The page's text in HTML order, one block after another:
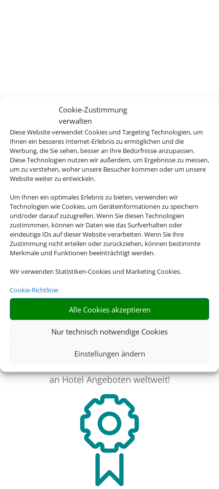
Cookie-Zustimmung
verwalten
Diese Website verwendet Cookies und Targeting Technologien, um
Ihnen ein besseres Internet-Erlebnis zu ermöglichen und die
Werbung, die Sie sehen, besser an Ihre Bedürfnisse anzupassen.
Diese Technologien nutzen wir außerdem, um Ergebnisse zu messen,
um zu verstehen, woher unsere Besucher kommen oder um unsere
Website weiter zu entwickeln.
Um Ihnen ein optimales Erlebnis zu bieten, verwenden wir
Technologien wie Cookies, um Geräteinformationen zu speichern
und/oder darauf zuzugreifen. Wenn Sie diesen Technologien
zustimmmen, können wir Daten wie das Surfverhalten oder
eindeutige IDs auf dieser Website verarbeiten. Wenn Sie ihre
Zustimmung nicht erteilen oder zurückziehen, können bestimmte
Merkmale und Funktionen beeinträchtigt werden.
Wir verwenden Statistiken-Cookies und Marketing Cookies.
Cookie-Richtlinie
Alle Cookies akzeptieren
Nur technisch notwendige Cookies
Einstellungen ändern
Wir brauchen Ihre
Einwilligung
Um diesen Inhalt darzustellen, aktivieren Sie bitte die
Cookies. Es werden ggf. personenbezogene Daten
verarbeitet.
Cookies akzeptieren
Riesige Auswahl
an Hotel Angeboten weltweit!